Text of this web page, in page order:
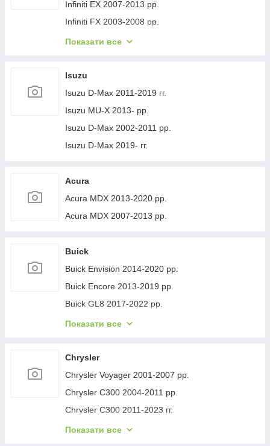
Jeep Cherokee XJ 1984-2001 гг.
Infiniti EX 2007-2013 рр.
Infiniti FX 2003-2008 рр.
Infiniti FX 2008-2012 рр.
Infiniti Q30 2015-2024 гг.
Infiniti Q50/Q60 2013-2024 рр.
Infiniti QX50 2013-2017 рр.
Infiniti QX56 2010-2013 рр.
Infiniti QX70 2013-2019 рр.
Infiniti G25/G35/37 (V36/CV36) 2006-2015 гг.
Infinity Q70/M-series 2010-2019 рр.
Infiniti QX80 2013-2024 рр.
Показати все
Isuzu
Isuzu D-Max 2011-2019 гг.
Isuzu MU-X 2013- рр.
Isuzu D-Max 2002-2011 рр.
Isuzu D-Max 2019- гг.
Acura
Acura MDX 2013-2020 рр.
Acura MDX 2007-2013 рр.
Buick
Buick Envision 2014-2020 рр.
Buick Encore 2013-2019 рр.
Buick GL8 2017-2022 рр.
Buick Lacrosse 2017-2023 рр.
Buick Verano 2016-2021 рр.
Buick Enclave 2007-2012 рр.
Показати все
Chrysler
Chrysler Voyager 2001-2007 рр.
Chrysler C300 2004-2011 рр.
Chrysler C300 2011-2023 гг.
Chrysler Voyager 1996-2001 рр.
Показати все